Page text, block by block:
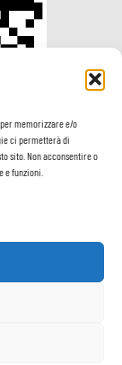
memorizzare e/o
ci permetterà di
sito. Non acconsentire o
funzioni.